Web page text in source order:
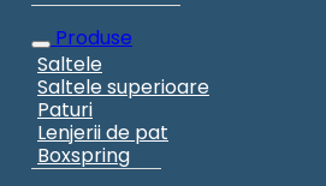
Produse
Saltele
Saltele superioare
Paturi
Lenjerii de pat
Boxspring